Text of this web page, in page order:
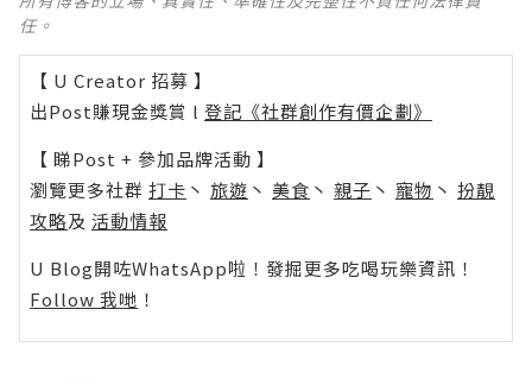
任。
【 U Creator 招募 】
出Post賺現金獎賞 l 登記《社群創作有價企劃》
【 睇Post + 參加品牌活動 】
瀏覽更多社群 打卡 丶 旅遊 丶 美食 丶 親子 丶 寵物 丶 扮靚
攻略及 活動情報
U Blog開咗WhatsApp啦！發掘更多吃喝玩樂資訊！
Follow 我哋 ！